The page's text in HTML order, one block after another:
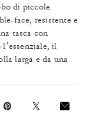
di piccole
face, resistente e
tasca con
il
larga e da una